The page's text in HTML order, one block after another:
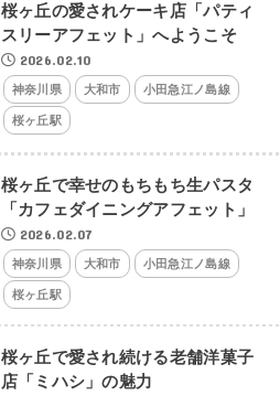
桜ヶ丘の愛されケーキ店「パティ
スリーアフェット」へようこそ
2026.02.10
神奈川県 大和市 小田急江ノ島線
桜ヶ丘駅
桜ヶ丘で幸せのもちもち生パスタ
「カフェダイニングアフェット」
2026.02.07
神奈川県 大和市 小田急江ノ島線
桜ヶ丘駅
桜ヶ丘で愛され続ける老舗洋菓子
店「ミハシ」の魅力